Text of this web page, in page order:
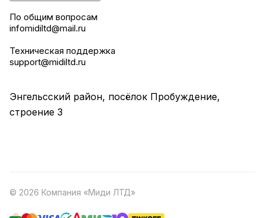
По общим вопросам
infomidiltd@mail.ru
Техническая поддержка
support@midiltd.ru
Энгельсский район, посёлок Пробуждение,
строение 3
© 2026 Компания «Миди ЛТД»